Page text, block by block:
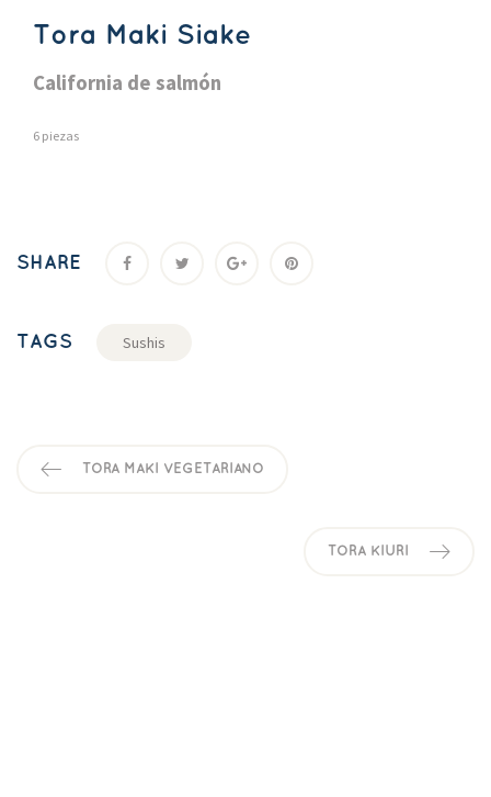
Tora Maki Siake
California de salmón
6 pieza
SHARE
TAGS Sushi
TORA MAKI VEGETARIANO
TORA KIURI